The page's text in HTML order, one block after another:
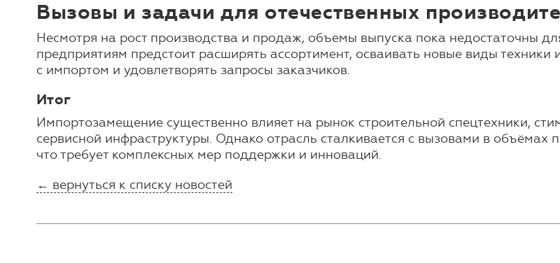
Вызовы и задачи для отечественных
Несмотря на рост производства и продаж, объемы выпуска пока недостаточны
предприятиям предстоит расширять ассортимент, осваивать новые виды
с импортом и удовлетворять запросы заказчиков.
Итог
Импортозамещение существенно влияет на рынок строительной спецтехники,
сервисной инфраструктуры. Однако отрасль сталкивается с вызовами в объёмах
что требует комплексных мер поддержки и инноваций.
← вернуться к списку новостей